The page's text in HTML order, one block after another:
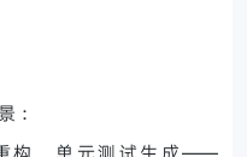
：